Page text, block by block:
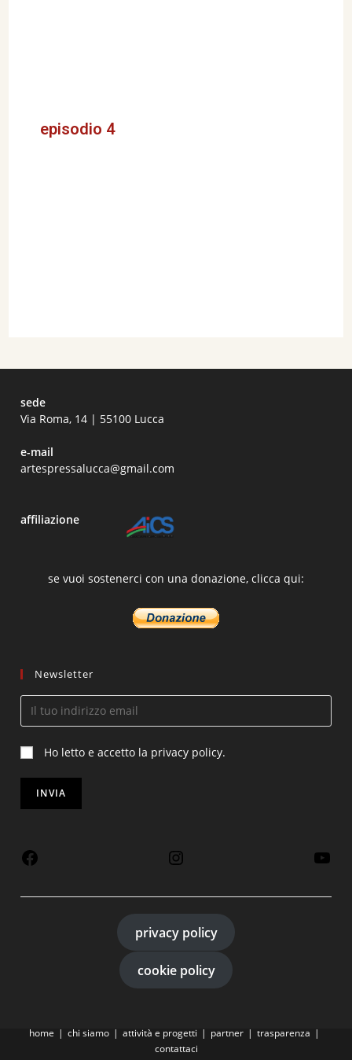
episodio 4
sede
Via Roma, 14 | 55100 Lucca
e-mail
artespressalucca@gmail.com
affiliazione
se vuoi sostenerci con una donazione, clicca qui:
Newsletter
Ho letto e accetto la privacy policy.
privacy policy
cookie policy
home chi siamo attività e progetti partner
trasparenza
contattaci